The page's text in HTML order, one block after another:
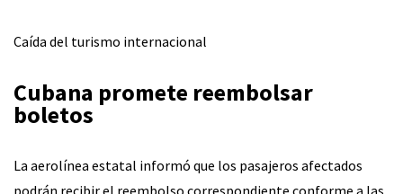
Caída del turismo internacional
Cubana promete reembolsar
boletos
La aerolínea estatal informó que los pasajeros afectados